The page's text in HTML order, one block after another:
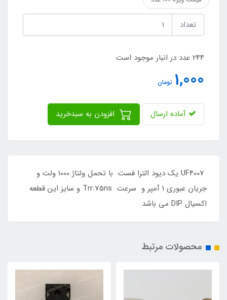
تعداد
244 عدد در انبار موجود است
1,000 تومان
آماده ارسال
UF4007 یک دیود الترا فست با تحمل ولتاژ 1000 ولت و
جریان عبوری 1 آمپر و سرعت Trr:75ns و سایز این قطعه
اکسیال DIP می باشد
محصولات مرتبط